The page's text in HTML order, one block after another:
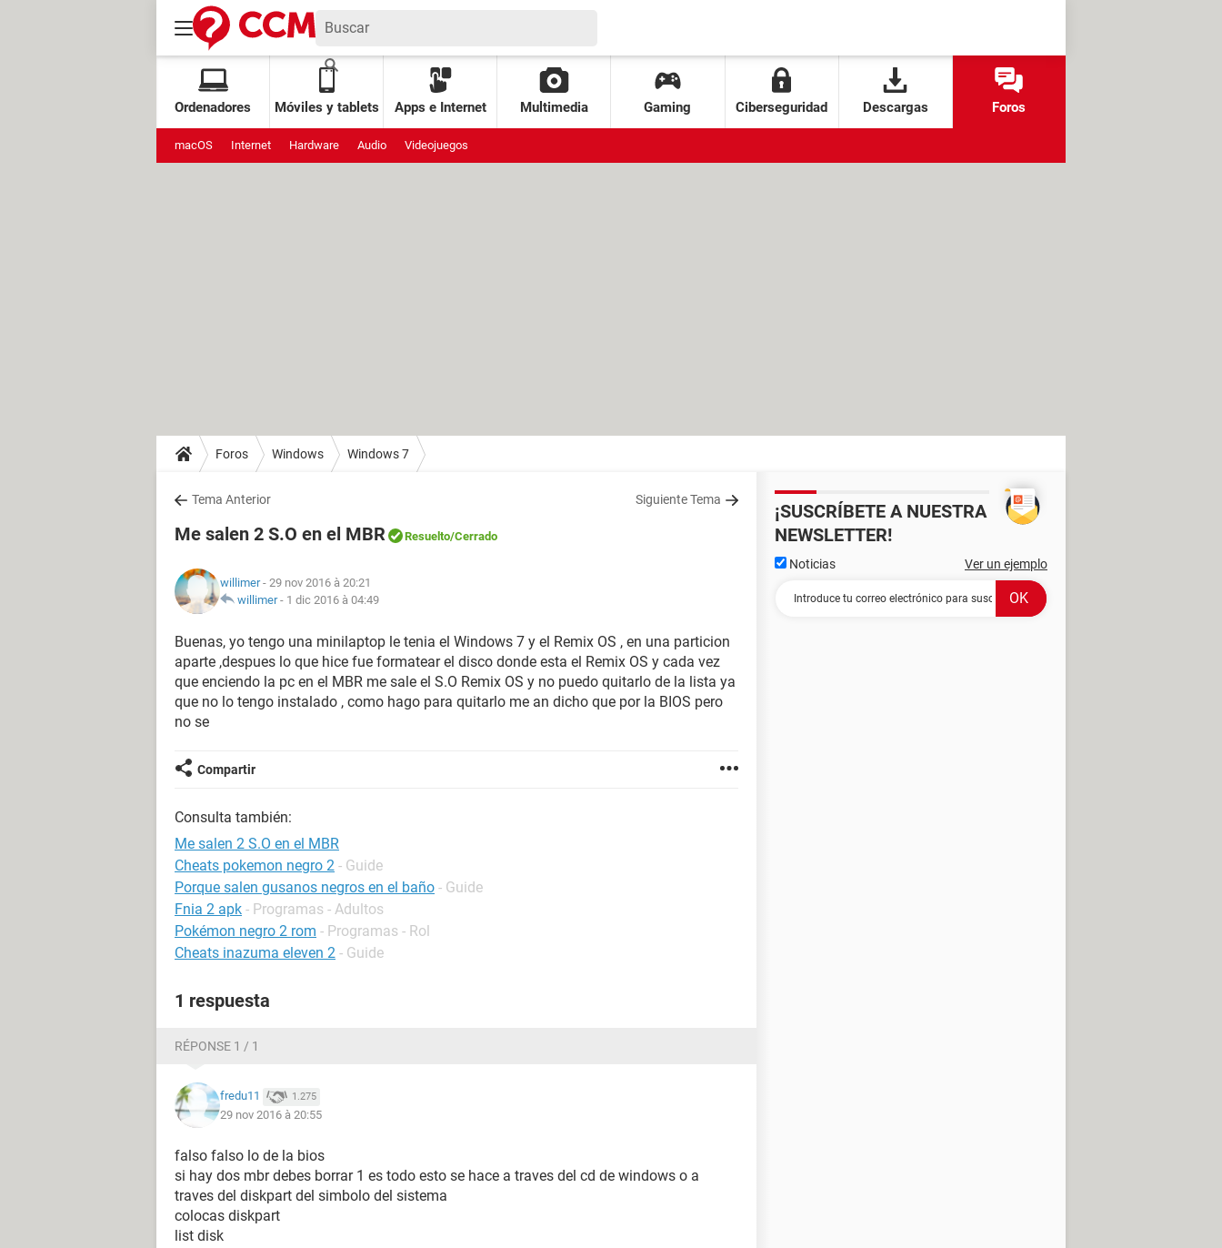
Ordenadores Móviles y tablets Apps e Internet Multimedia Gaming Ciberseguridad Descargas Foros
macOS Internet Hardware Audio Videojuegos
Foros Windows Windows 7
Tema Anterior Siguiente Tema
Me salen 2 S.O en el MBR Resuelto/Cerrado
willimer- 29 nov 2016 à 20:21
willimer- 1 dic 2016 à 04:49
Buenas, yo tengo una minilaptop le tenia el Windows 7 y el Remix OS , en una particion
aparte ,despues lo que hice fue formatear el disco donde esta el Remix OS y cada vez
que enciendo la pc en el MBR me sale el S.O Remix OS y no puedo quitarlo de la lista ya
que no lo tengo instalado , como hago para quitarlo me an dicho que por la BIOS pero
no se
Compartir
Consulta también:
Me salen 2 S.O en el MBR
Cheats pokemon negro 2 - Guide
Porque salen gusanos negros en el baño - Guide
Fnia 2 apk - Programas - Adultos
Pokémon negro 2 rom - Programas - Rol
Cheats inazuma eleven 2 - Guide
1 respuesta
RÉPONSE 1 / 1
fredu11 1.275
29 nov 2016 à 20:55
falso falso lo de la bios
si hay dos mbr debes borrar 1 es todo esto se hace a traves del cd de windows o a
traves del diskpart del simbolo del sistema
colocas diskpart
list disk
¡SUSCRÍBETE A NUESTRA
NEWSLETTER!
Noticias Ver un ejemplo